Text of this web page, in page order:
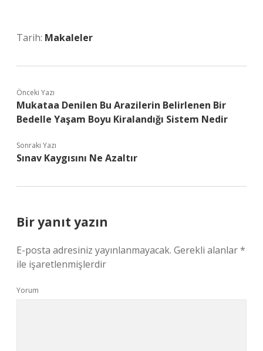
Tarih: Makaleler
Önceki Yazı
Mukataa Denilen Bu Arazilerin Belirlenen Bir
Bedelle Yaşam Boyu Kiralandığı Sistem Nedir
Sonraki Yazı
Sınav Kaygısını Ne Azaltır
Bir yanıt yazın
E-posta adresiniz yayınlanmayacak. Gerekli alanlar*
ile işaretlenmişlerdir
Yorum